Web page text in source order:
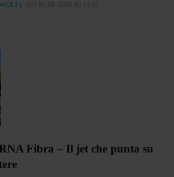
ON 07-08-2026 00:11:35
Fibra – Il jet che punta su